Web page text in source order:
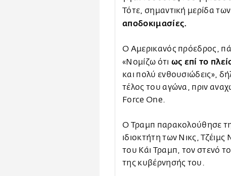
Τότε, σημαντική μερίδα
αποδοκιμασίες.
Ο Αμερικανός πρόεδρος,
«Νομίζω ότι ως επί το
και πολύ ενθουσιώδεις»,
τέλος του αγώνα, πριν
Force One.
Ο Τραμπ παρακολούθησε
ιδιοκτήτη των Νικς,
του Κάι Τραμπ, τον στενό
της κυβέρνησής του.